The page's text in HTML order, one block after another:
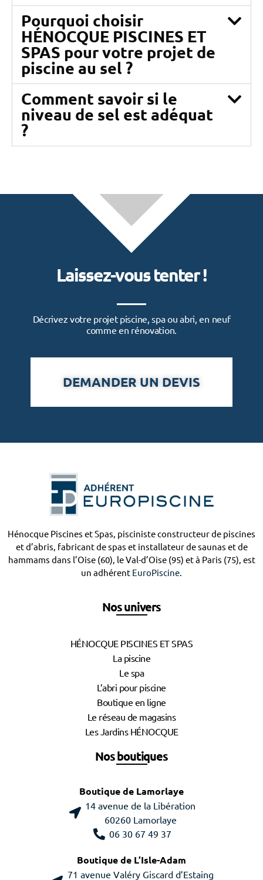
Pourquoi choisir
HÉNOCQUE PISCINES ET
SPAS pour votre projet de
piscine au sel ?
Comment savoir si le
niveau de sel est adéquat
?
Laissez-vous tenter !
Décrivez votre projet piscine, spa ou abri, en neuf
comme en rénovation.
DEMANDER UN DEVIS
Hénocque Piscines et Spas, pisciniste constructeur de piscines
et d’abris, fabricant de spas et installateur de saunas et de
hammams dans l’Oise (60), le Val-d’Oise (95) et à Paris (75), est
un adhérent EuroPiscine.
Nos univers
HÉNOCQUE PISCINES ET SPAS
La piscine
Le spa
L’abri pour piscine
Boutique en ligne
Le réseau de magasins
Les Jardins HÉNOCQUE
Nos boutiques
Boutique de Lamorlaye
14 avenue de la Libération
60260 Lamorlaye
06 30 67 49 37
Boutique de L’Isle-Adam
71 avenue Valéry Giscard d’Estaing